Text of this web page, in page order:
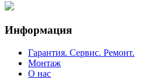
Информация
Гарантия. Сервис. Ремонт.
Монтаж
О нас